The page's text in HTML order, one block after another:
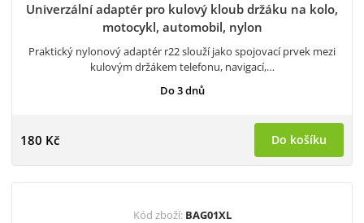
Univerzální adaptér pro kulový kloub držáku na kolo,
motocykl, automobil, nylon
Praktický nylonový adaptér r22 slouží jako spojovací prvek mezi
kulovým držákem telefonu, navigací,…
Do 3 dnů
180 Kč Do košíku
Kód zboží: BAG01XL